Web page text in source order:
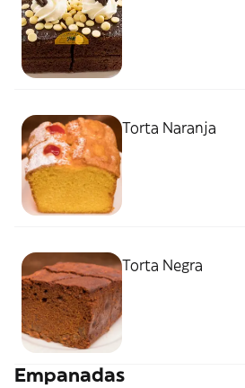
Torta Naranja
Torta Negra
Empanadas